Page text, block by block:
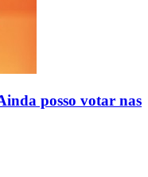
posso votar nas